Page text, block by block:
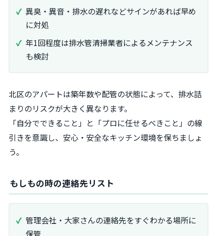
異臭・異音・排水の遅れなどサインがあれば早め
に対処
年1回程度は排水管清掃業者によるメンテナンス
も検討
北区のアパートは築年数や配管の状態によって、排水詰
まりのリスクが大きく異なります。
「自分でできること」と「プロに任せるべきこと」の線
引きを意識し、安心・安全なキッチン環境を保ちましょ
う。
もしもの時の連絡先リスト
管理会社・大家さんの連絡先をすぐわかる場所に
保管